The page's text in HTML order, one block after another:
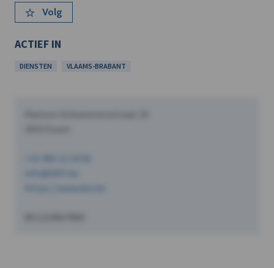
Volg
ACTIEF IN
DIENSTEN VLAAMS-BRABANT